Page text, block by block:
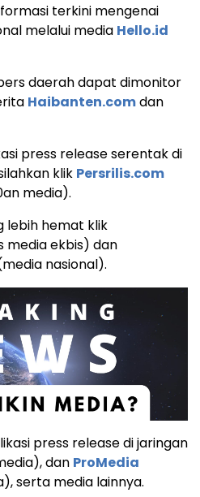
terkini mengenai
melalui media Hello.id
daerah dapat dimonitor
Haibanten.comdan
press release serentak di
klik Persrilis.com
media).
lebih hemat klik
media ekbis) dan
nasional).
press release di jaringan
dan ProMedia
serta media lainnya.